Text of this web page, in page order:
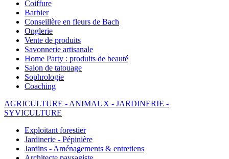
Coiffure
Barbier
Conseillère en fleurs de Bach
Onglerie
Vente de produits
Savonnerie artisanale
Home Party : produits de beauté
Salon de tatouage
Sophrologie
Coaching
AGRICULTURE - ANIMAUX - JARDINERIE -
SYVICULTURE
Exploitant forestier
Jardinerie - Pépinière
Jardins - Aménagements & entretiens